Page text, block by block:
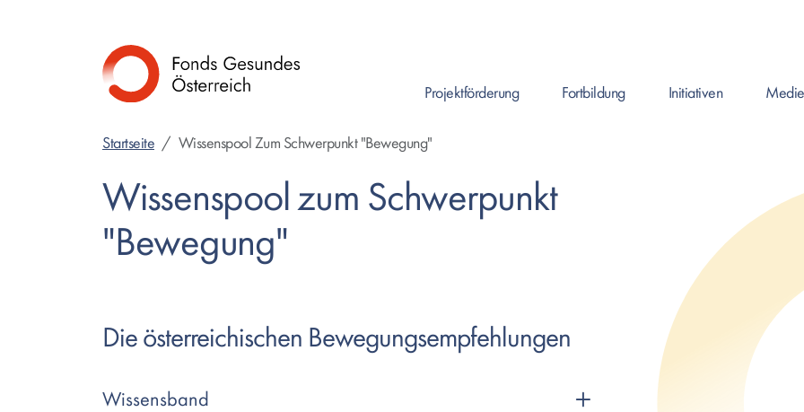
Projektförderung
Fortbildung
Initiativen
Startseite Wissenspool Zum Schwerpunkt "Bewegung"
Wissenspool zum Schwerpunkt
"Bewegung"
Die österreichischen Bewegungsempfehlungen
Wissensband